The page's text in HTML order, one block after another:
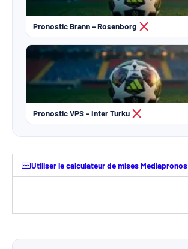
Pronostic Brann – Rosenborg
Pronostic VPS – Inter Turku
Utiliser le calculateur de mises Mediapronos